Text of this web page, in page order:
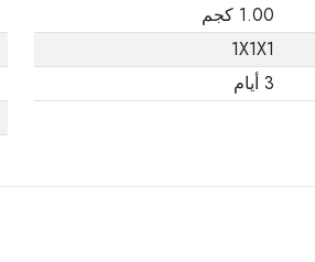
1.00 كجم
1X1X1
3 أيام